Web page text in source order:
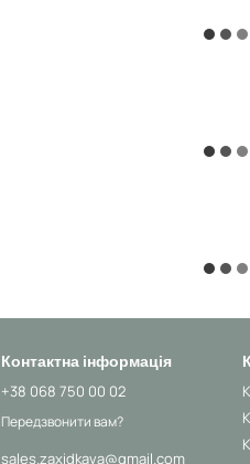
Контактна інформація
+38 068 750 00 02
Передзвонити вам?
sales.zaxidkava@gmail.com